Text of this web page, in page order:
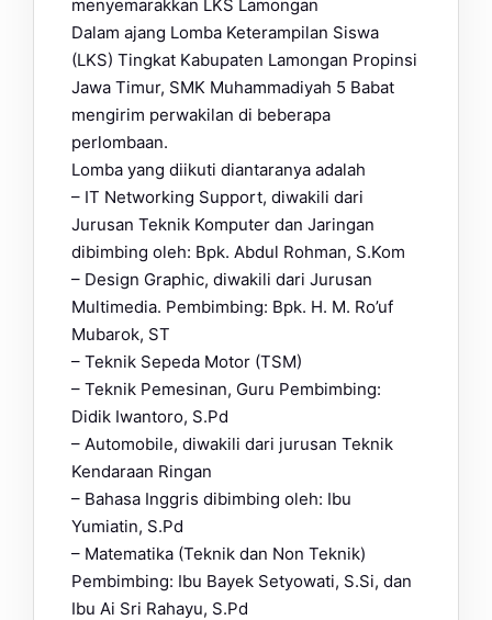
menyemarakkan LKS Lamongan
Dalam ajang Lomba Keterampilan Siswa
(LKS) Tingkat Kabupaten Lamongan Propinsi
Jawa Timur, SMK Muhammadiyah 5 Babat
mengirim perwakilan di beberapa
perlombaan.
Lomba yang diikuti diantaranya adalah
– IT Networking Support, diwakili dari
Jurusan Teknik Komputer dan Jaringan
dibimbing oleh: Bpk. Abdul Rohman, S.Kom
– Design Graphic, diwakili dari Jurusan
Multimedia. Pembimbing: Bpk. H. M. Ro’uf
Mubarok, ST
– Teknik Sepeda Motor (TSM)
– Teknik Pemesinan, Guru Pembimbing:
Didik Iwantoro, S.Pd
– Automobile, diwakili dari jurusan Teknik
Kendaraan Ringan
– Bahasa Inggris dibimbing oleh: Ibu
Yumiatin, S.Pd
– Matematika (Teknik dan Non Teknik)
Pembimbing: Ibu Bayek Setyowati, S.Si, dan
Ibu Ai Sri Rahayu, S.Pd